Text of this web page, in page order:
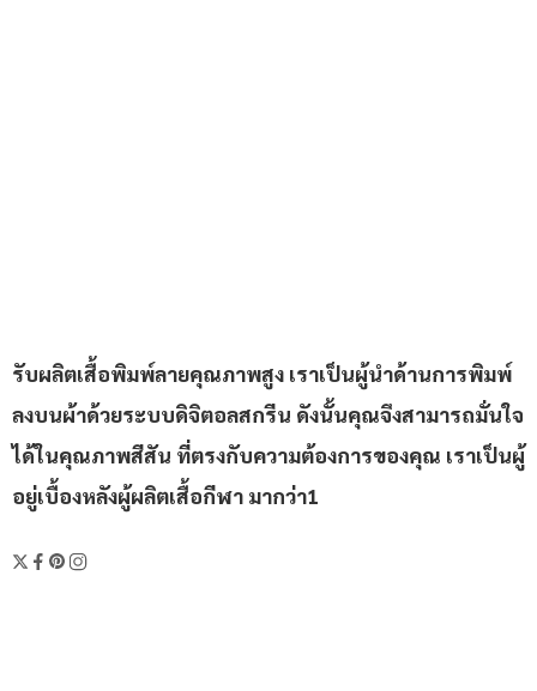
รับผลิตเสื้อพิมพ์ลายคุณภาพสูง เราเป็นผู้นำด้านการพิมพ์
ลงบนผ้าด้วยระบบดิจิตอลสกรีน ดังนั้นคุณจึงสามารถมั่นใจ
ได้ในคุณภาพสีสัน ที่ตรงกับความต้องการของคุณ เราเป็นผู้
อยู่เบื้องหลังผู้ผลิตเสื้อกีฬา มากว่า1